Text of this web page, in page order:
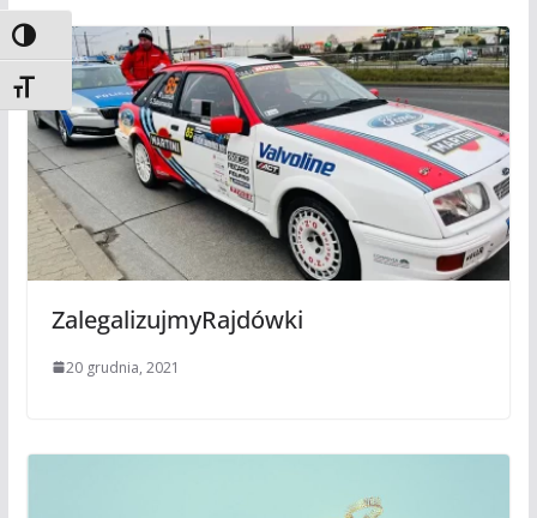
Toggle High Contrast
Toggle Font size
ZalegalizujmyRajdówki
20 grudnia, 2021